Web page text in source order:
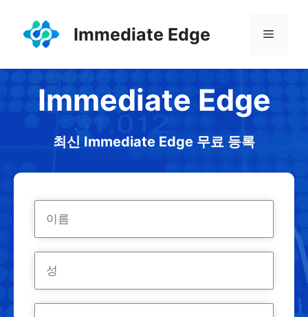
Immediate Edge 메
Immediate Edge
최신 Immediate Edge 무료 등록